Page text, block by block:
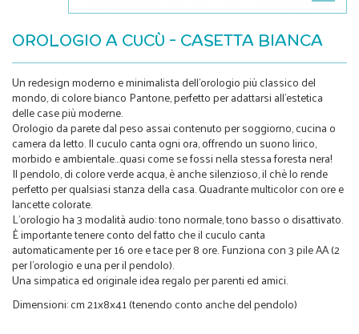
OROLOGIO A CUCÙ - CASETTA BIANCA
Un redesign moderno e minimalista dell'orologio più classico del
mondo, di colore bianco Pantone, perfetto per adattarsi all'estetica
delle case più moderne.
Orologio da parete dal peso assai contenuto per soggiorno, cucina o
camera da letto. Il cuculo canta ogni ora, offrendo un suono lirico,
morbido e ambientale...quasi come se fossi nella stessa foresta nera!
Il pendolo, di colore verde acqua, è anche silenzioso, il chè lo rende
perfetto per qualsiasi stanza della casa. Quadrante multicolor con ore e
lancette colorate.
L'orologio ha 3 modalità audio: tono normale, tono basso o disattivato.
È importante tenere conto del fatto che il cuculo canta
automaticamente per 16 ore e tace per 8 ore. Funziona con 3 pile AA (2
per l'orologio e una per il pendolo).
Una simpatica ed originale idea regalo per parenti ed amici.
Dimensioni: cm 21x8x41 (tenendo conto anche del pendolo)